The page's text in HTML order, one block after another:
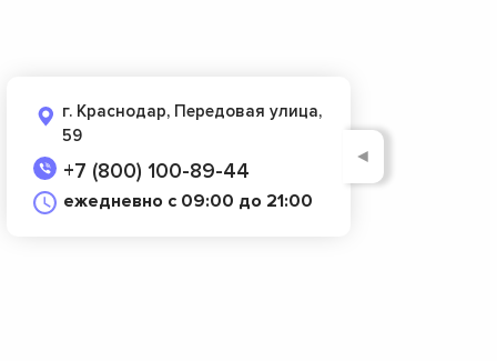
г. Краснодар, Передовая улица,
59
+7 (800) 100-89-44
ежедневно с 09:00 до 21:00
◄